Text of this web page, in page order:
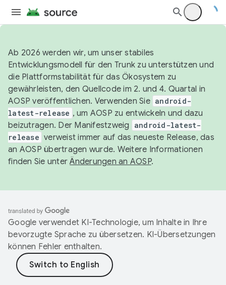
Ab 2026 werden wir, um unser stabiles
Entwicklungsmodell für den Trunk zu unterstützen und
die Plattformstabilität für das Ökosystem zu
gewährleisten, den Quellcode im 2. und 4. Quartal in
AOSP veröffentlichen. Verwenden Sie android-
latest-release , um AOSP zu entwickeln und dazu
beizutragen. Der Manifestzweig
android-latest-
release verweist immer auf das neueste Release, das
an AOSP übertragen wurde. Weitere Informationen
finden Sie unterÄnderungen an AOSP.
Google verwendet KI-Technologie, um Inhalte in Ihre
bevorzugte Sprache zu übersetzen. KI-Übersetzungen
können Fehler enthalten.